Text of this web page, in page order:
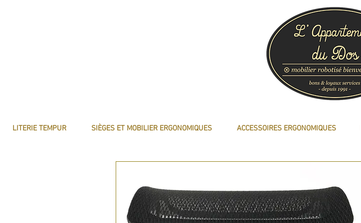
LITERIE TEMPUR SIÈGES ET MOBILIER ERGONOMIQUES ACCESSOIRES ERGONOMIQUES